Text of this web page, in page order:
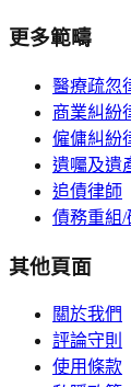
更多範疇
醫療疏忽
商業糾紛
僱傭糾紛
遺囑及遺
追債律師
債務重組/
其他頁面
關於我們
評論守則
使用條款